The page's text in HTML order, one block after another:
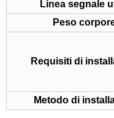
Linea segnale
Peso
Requisiti di
Metodo di